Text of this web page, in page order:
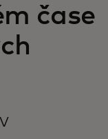
čase